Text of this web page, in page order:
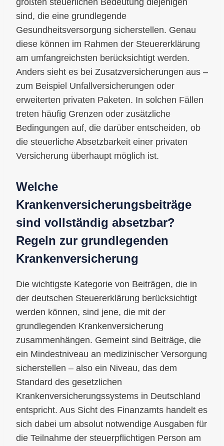
sind, die eine grundlegende
Gesundheitsversorgung sicherstellen. Genau
diese können im Rahmen der Steuererklärung
am umfangreichsten berücksichtigt werden.
Anders sieht es bei Zusatzversicherungen aus –
zum Beispiel Unfallversicherungen oder
erweiterten privaten Paketen. In solchen Fällen
treten häufig Grenzen oder zusätzliche
Bedingungen auf, die darüber entscheiden, ob
die steuerliche Absetzbarkeit einer privaten
Versicherung überhaupt möglich ist.
Welche
Krankenversicherungsbeiträge
sind vollständig absetzbar?
Regeln zur grundlegenden
Krankenversicherung
Die wichtigste Kategorie von Beiträgen, die in
der deutschen Steuererklärung berücksichtigt
werden können, sind jene, die mit der
grundlegenden Krankenversicherung
zusammenhängen. Gemeint sind Beiträge, die
ein Mindestniveau an medizinischer Versorgung
sicherstellen – also ein Niveau, das dem
Standard des gesetzlichen
Krankenversicherungssystems in Deutschland
entspricht. Aus Sicht des Finanzamts handelt es
sich dabei um absolut notwendige Ausgaben für
die Teilnahme der steuerpflichtigen Person am